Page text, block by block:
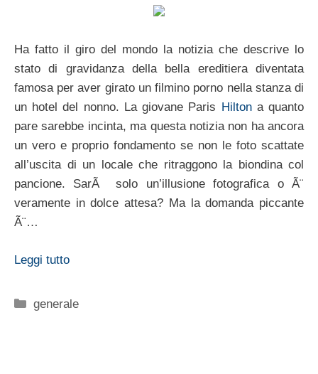
Ha fatto il giro del mondo la notizia che descrive lo
stato di gravidanza della bella ereditiera diventata
famosa per aver girato un filmino porno nella stanza di
un hotel del nonno. La giovane Paris Hiltona quanto
pare sarebbe incinta, ma questa notizia non ha ancora
un vero e proprio fondamento se non le foto scattate
all’uscita di un locale che ritraggono la biondina col
pancione. SarÃ solo un’illusione fotografica o Ã¨
veramente in dolce attesa? Ma la domanda piccante
Ã¨…
Leggi tutto
Categorie
generale